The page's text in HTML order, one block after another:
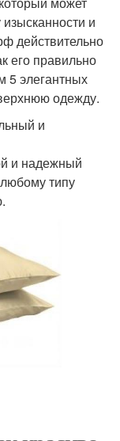
и
действительно
его правильно
5 элегантных
одежду.
и
и надежный
типу